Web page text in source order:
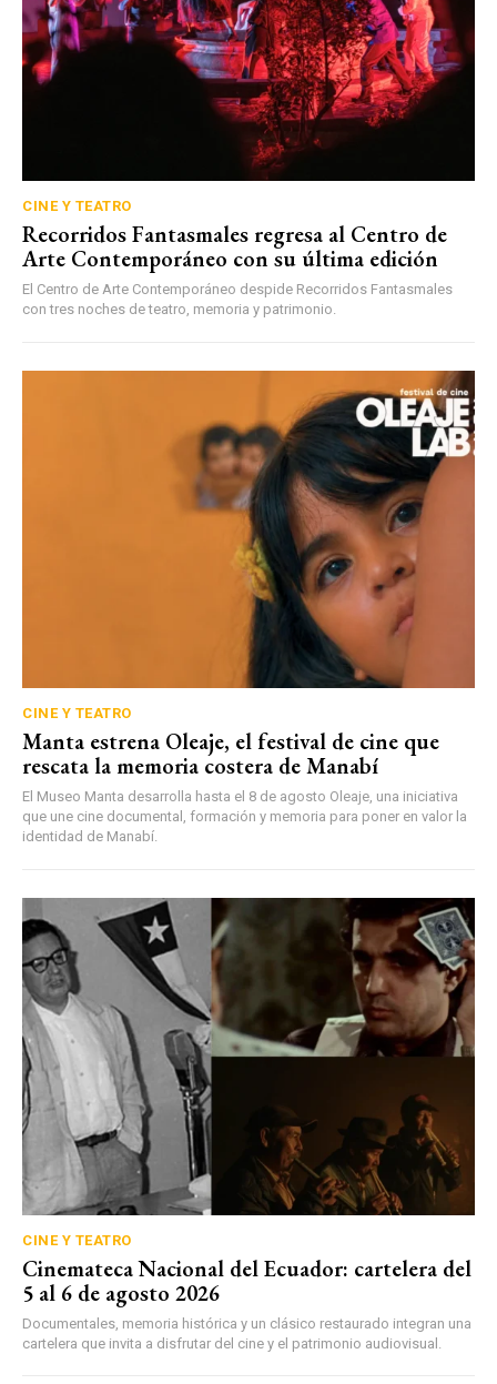
CINE Y TEATRO
Recorridos Fantasmales regresa al Centro de
Arte Contemporáneo con su última edición
El Centro de Arte Contemporáneo despide Recorridos Fantasmales
con tres noches de teatro, memoria y patrimonio.
CINE Y TEATRO
Manta estrena Oleaje, el festival de cine que
rescata la memoria costera de Manabí
El Museo Manta desarrolla hasta el 8 de agosto Oleaje, una iniciativa
que une cine documental, formación y memoria para poner en valor la
identidad de Manabí.
CINE Y TEATRO
Cinemateca Nacional del Ecuador: cartelera del
5 al 6 de agosto 2026
Documentales, memoria histórica y un clásico restaurado integran una
cartelera que invita a disfrutar del cine y el patrimonio audiovisual.